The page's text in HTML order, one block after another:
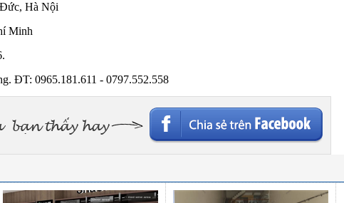
Hà Nội
Minh
ĐT: 0965.181.611 - 0797.552.558